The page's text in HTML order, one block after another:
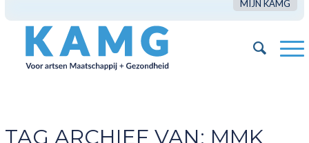
MIJN KAMG
TAG ARCHIEF VAN: MMK